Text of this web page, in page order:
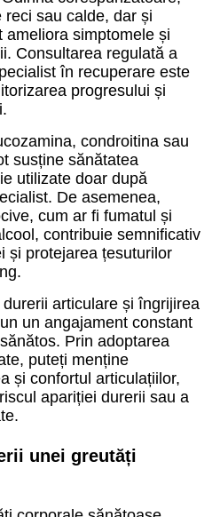
sau calde, dar și
simptomele și
Consultarea regulată a
în recuperare este
progresului și
condroitina sau
susține sănătatea
utilizate doar după
De asemenea,
cum ar fi fumatul și
contribuie semnificativ
și protejarea țesuturilor
articulare și îngrijirea
un angajament constant
Prin adoptarea
puteți menține
și confortul articulațiilor,
apariției durerii sau a
unei greutăți